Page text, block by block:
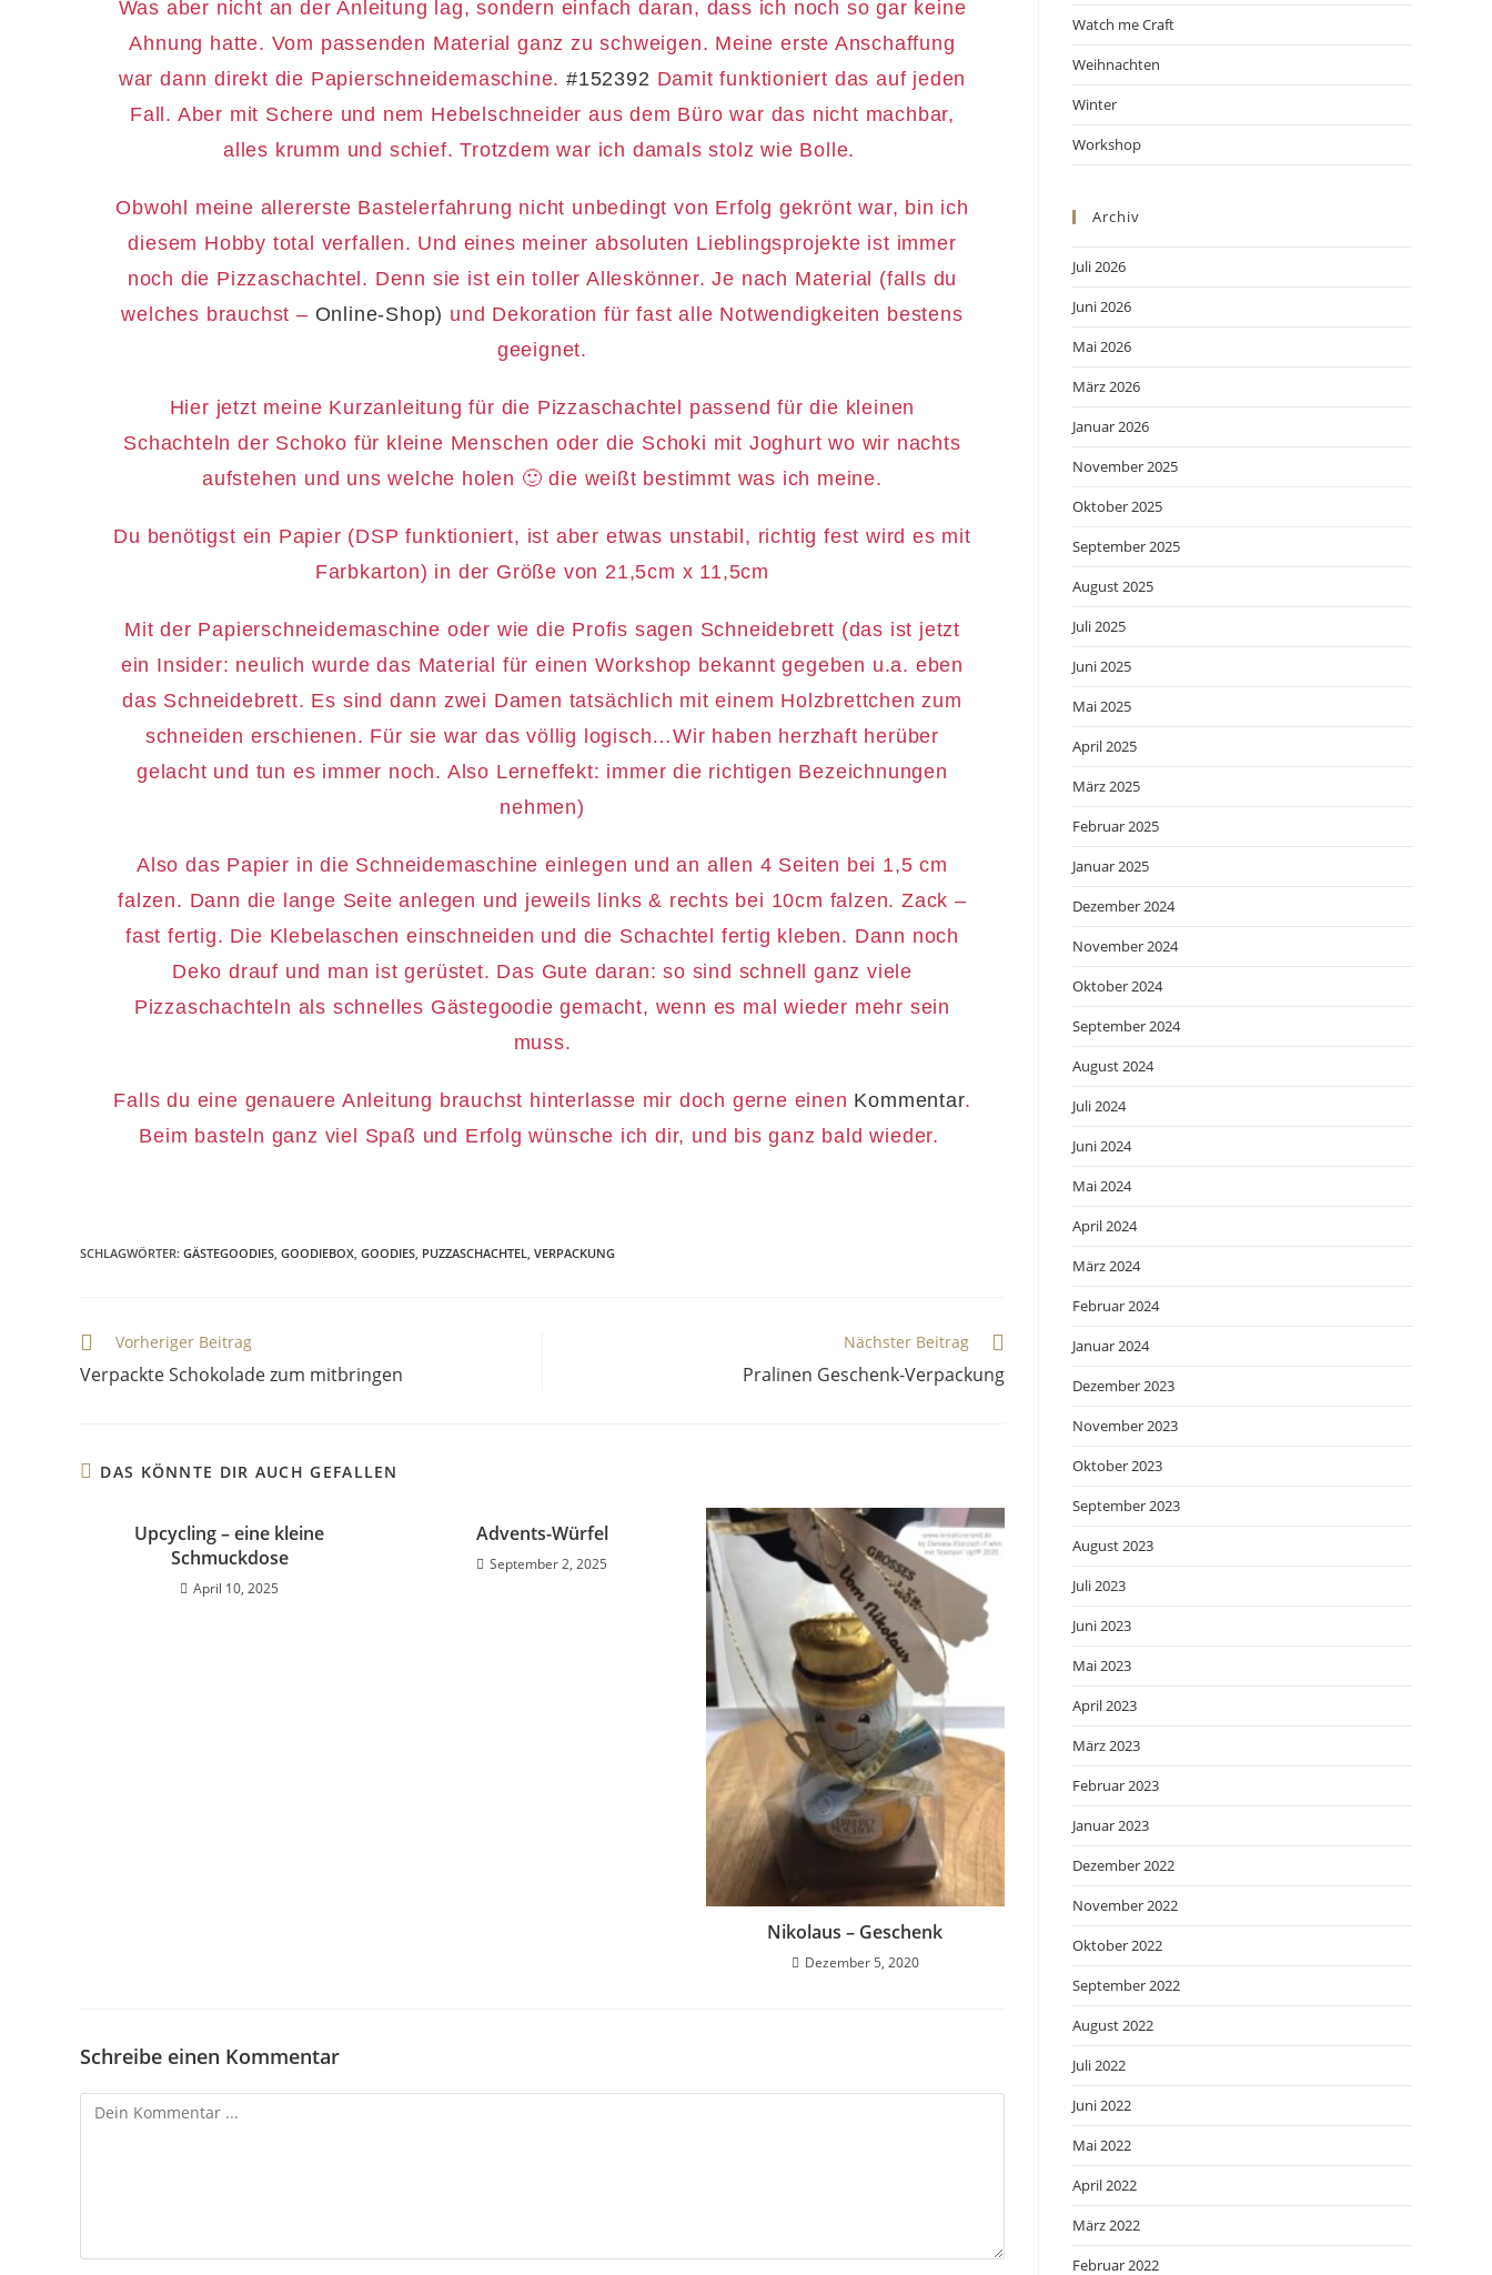
Was aber nicht an der Anleitung lag, sondern einfach daran, dass ich noch so gar keine
Ahnung hatte. Vom passenden Material ganz zu schweigen. Meine erste Anschaffung
war dann direkt die Papierschneidemaschine.#152392 Damit funktioniert das auf jeden
Fall. Aber mit Schere und nem Hebelschneider aus dem Büro war das nicht machbar,
alles krumm und schief. Trotzdem war ich damals stolz wie Bolle.
Obwohl meine allererste Bastelerfahrung nicht unbedingt von Erfolg gekrönt war, bin ich
diesem Hobby total verfallen. Und eines meiner absoluten Lieblingsprojekte ist immer
noch die Pizzaschachtel. Denn sie ist ein toller Alleskönner. Je nach Material (falls du
welches brauchst – Online-Shop) und Dekoration für fast alle Notwendigkeiten bestens
geeignet.
Hier jetzt meine Kurzanleitung für die Pizzaschachtel passend für die kleinen
Schachteln der Schoko für kleine Menschen oder die Schoki mit Joghurt wo wir nachts
aufstehen und uns welche holen 🙂 die weißt bestimmt was ich meine.
Du benötigst ein Papier (DSP funktioniert, ist aber etwas unstabil, richtig fest wird es mit
Farbkarton) in der Größe von 21,5cm x 11,5cm
Mit der Papierschneidemaschine oder wie die Profis sagen Schneidebrett (das ist jetzt
ein Insider: neulich wurde das Material für einen Workshop bekannt gegeben u.a. eben
das Schneidebrett. Es sind dann zwei Damen tatsächlich mit einem Holzbrettchen zum
schneiden erschienen. Für sie war das völlig logisch…Wir haben herzhaft herüber
gelacht und tun es immer noch. Also Lerneffekt: immer die richtigen Bezeichnungen
nehmen)
Also das Papier in die Schneidemaschine einlegen und an allen 4 Seiten bei 1,5 cm
falzen. Dann die lange Seite anlegen und jeweils links & rechts bei 10cm falzen. Zack –
fast fertig. Die Klebelaschen einschneiden und die Schachtel fertig kleben. Dann noch
Deko drauf und man ist gerüstet. Das Gute daran: so sind schnell ganz viele
Pizzaschachteln als schnelles Gästegoodie gemacht, wenn es mal wieder mehr sein
muss.
Falls du eine genauere Anleitung brauchst hinterlasse mir doch gerne einen Kommentar.
Beim basteln ganz viel Spaß und Erfolg wünsche ich dir, und bis ganz bald wieder.
SCHLAGWÖRTER: GÄSTEGOODIES, GOODIEBOX, GOODIES, PUZZASCHACHTEL, VERPACKUNG
Vorheriger Beitrag
Verpackte Schokolade zum mitbringen
Nächster Beitrag
Pralinen Geschenk-Verpackung
DAS KÖNNTE DIR AUCH GEFALLEN
Upcycling – eine kleine
Schmuckdose
April 10, 2025
Advents-Würfel
September 2, 2025
Nikolaus – Geschenk
Dezember 5, 2020
Schreibe einen Kommentar
Watch me Craft
Weihnachten
Winter
Workshop
Archiv
Juli 2026
Juni 2026
Mai 2026
März 2026
Januar 2026
November 2025
Oktober 2025
September 2025
August 2025
Juli 2025
Juni 2025
Mai 2025
April 2025
März 2025
Februar 2025
Januar 2025
Dezember 2024
November 2024
Oktober 2024
September 2024
August 2024
Juli 2024
Juni 2024
Mai 2024
April 2024
März 2024
Februar 2024
Januar 2024
Dezember 2023
November 2023
Oktober 2023
September 2023
August 2023
Juli 2023
Juni 2023
Mai 2023
April 2023
März 2023
Februar 2023
Januar 2023
Dezember 2022
November 2022
Oktober 2022
September 2022
August 2022
Juli 2022
Juni 2022
Mai 2022
April 2022
März 2022
Februar 2022